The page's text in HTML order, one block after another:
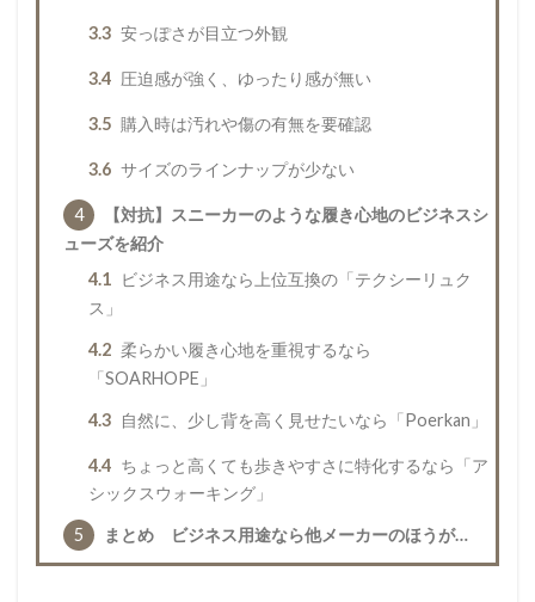
3.3 安っぽさが目立つ外観
3.4 圧迫感が強く、ゆったり感が無い
3.5 購入時は汚れや傷の有無を要確認
3.6 サイズのラインナップが少ない
4
【対抗】スニーカーのような履き心地のビジネスシ
ューズを紹介
4.1
ビジネス用途なら上位互換の「テクシーリュク
ス」
4.2 柔らかい履き心地を重視するなら
「SOARHOPE」
4.3 自然に、少し背を高く見せたいなら「Poerkan」
4.4 ちょっと高くても歩きやすさに特化するなら「ア
シックスウォーキング」
5 まとめ ビジネス用途なら他メーカーのほうが…